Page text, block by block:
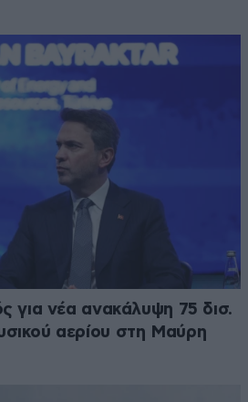
για νέα ανακάλυψη 75 δισ.
αερίου στη Μαύρη